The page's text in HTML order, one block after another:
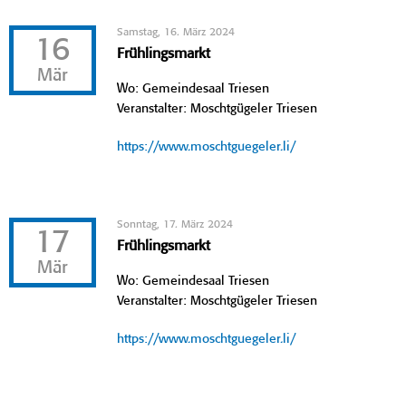
16
Mär
Samstag, 16. März 2024
Frühlingsmarkt
Wo: Gemeindesaal Triesen
Veranstalter: Moschtgügeler Triesen
https://www.moschtguegeler.li/
17
Mär
Sonntag, 17. März 2024
Frühlingsmarkt
Wo: Gemeindesaal Triesen
Veranstalter: Moschtgügeler Triesen
https://www.moschtguegeler.li/